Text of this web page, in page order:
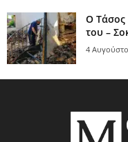
Ο Τάσος
του –
4